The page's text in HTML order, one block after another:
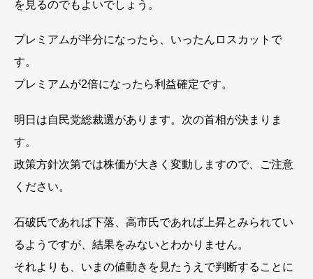
を見るのでもよいでしょう。
プレミアムが半分になったら、いったんロスカットで
す。
プレミアムが2倍になったら利益確定です。
明日は自民党総裁選があります。次の首相が決まりま
す。
政策方針次第では株価が大きく変動しますので、ご注意
ください。
石破氏であれば下落、高市氏であれば上昇とみられてい
るようですが、結果をみないとわかりません。
それよりも、いまの値動きを見たうえで判断することに